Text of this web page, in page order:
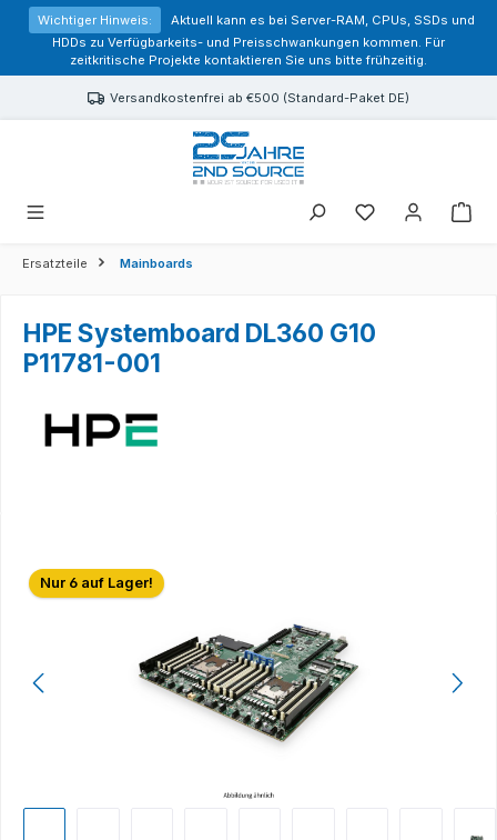
springen
Wichtiger Hinweis:
Aktuell kann es bei Server-RAM, CPUs, SSDs und
HDDs zu Verfügbarkeits- und Preisschwankungen kommen. Für
zeitkritische Projekte kontaktieren Sie uns bitte frühzeitig.
Versandkostenfrei ab €500 (Standard-Paket DE)
Sie haben 0
Ersatzteile Mainboards
HPE Systemboard DL360 G10
P11781-001
Bildergalerie überspringen
Nur 6 auf Lager!